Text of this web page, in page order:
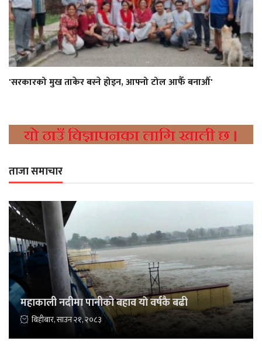
'सरकारको मुख ताकेर बस्ने होइन, आफ्नो टोल आफैँ बनाऔँ'
ताजा समाचार
महाकाली नदीमा पानीको बहाव याे वर्षकै बढी
बिहीबार, साउन २१, २०८३